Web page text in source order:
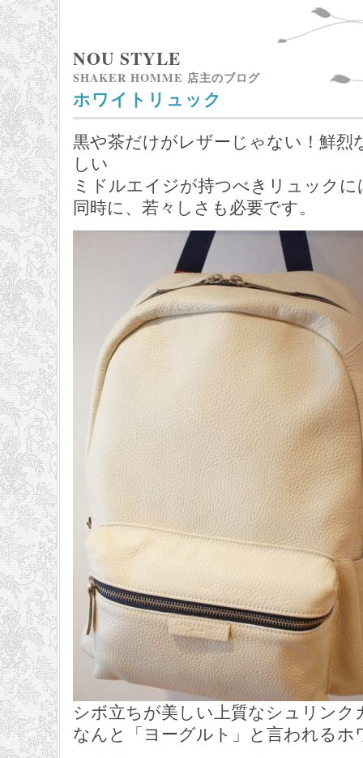
NOU STYLE
SHAKER HOMME 店主のブログ
ホワイトリュック
黒や茶だけがレザーじゃない！鮮烈
しい
ミドルエイジが持つべきリュック
同時に、若々しさも必要です。
シボ立ちが美しい上質なシュリンク
なんと「ヨーグルト」と言われるホ